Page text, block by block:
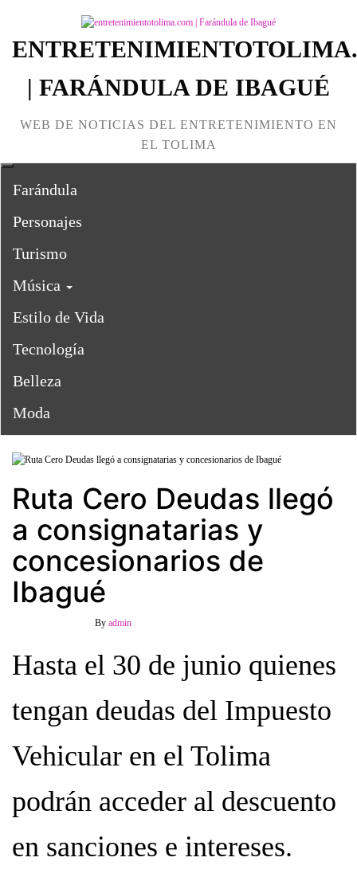
| FARÁNDULA DE IBAGUÉ
WEB DE NOTICIAS DEL ENTRETENIMIENTO EN
EL TOLIMA
Farándula
Personajes
Turismo
Música
Estilo de Vida
Tecnología
Belleza
Moda
Ruta Cero Deudas llegó
a consignatarias y
concesionarios de
Ibagué
By admin
Hasta el 30 de junio quienes
tengan deudas del Impuesto
Vehicular en el Tolima
podrán acceder al descuento
en sanciones e intereses.